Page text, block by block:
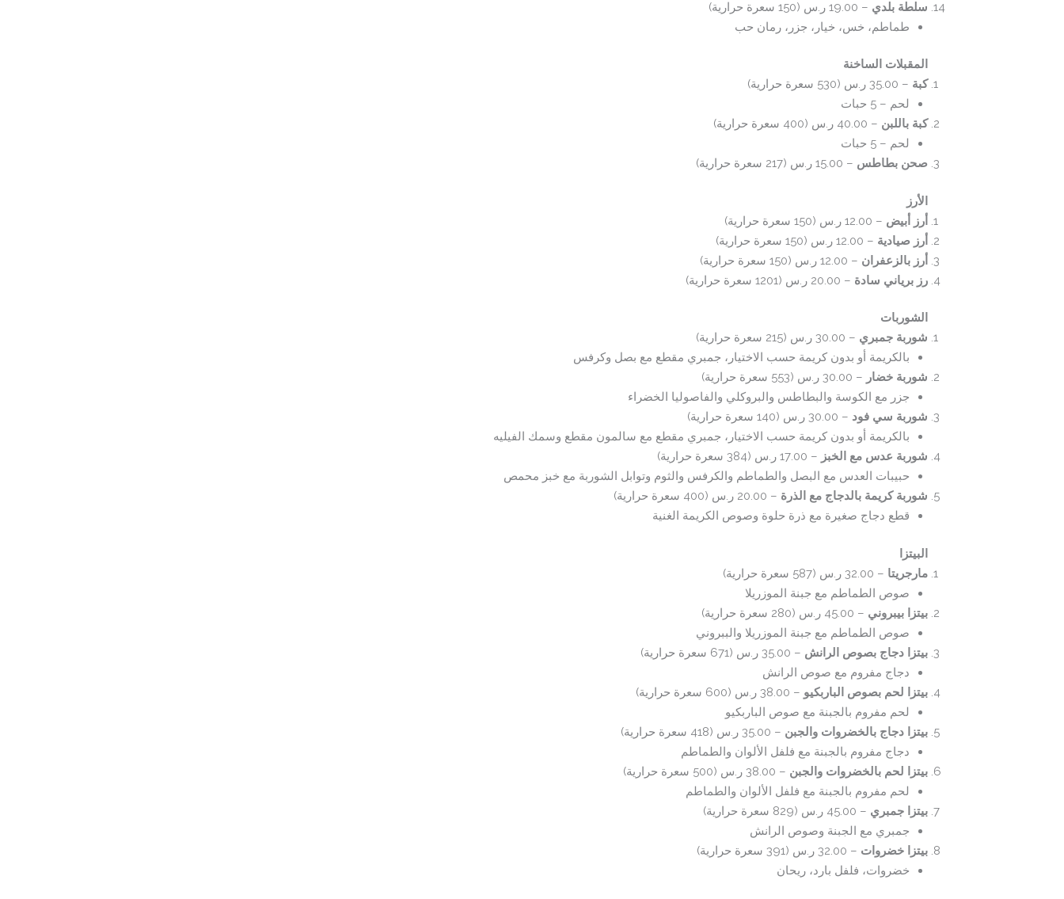
سلطة بلدي – 19.00 ر.س (150 سعرة حرارية)
طماطم، خس، خيار، جزر، رمان حب
المقبلات الساخنة
كبة – 35.00 ر.س (530 سعرة حرارية)
لحم – 5 حبات
كبة باللبن – 40.00 ر.س (400 سعرة حرارية)
لحم – 5 حبات
صحن بطاطس – 15.00 ر.س (217 سعرة حرارية)
الأرز
أرز أبيض – 12.00 ر.س (150 سعرة حرارية)
أرز صيادية – 12.00 ر.س (150 سعرة حرارية)
أرز بالزعفران – 12.00 ر.س (150 سعرة حرارية)
رز برياني سادة – 20.00 ر.س (1201 سعرة حرارية)
الشوربات
شوربة جمبري – 30.00 ر.س (215 سعرة حرارية)
بالكريمة أو بدون كريمة حسب الاختيار، جمبري مقطع مع بصل وكرفس
شوربة خضار – 30.00 ر.س (553 سعرة حرارية)
جزر مع الكوسة والبطاطس والبروكلي والفاصوليا الخضراء
شوربة سي فود – 30.00 ر.س (140 سعرة حرارية)
بالكريمة أو بدون كريمة حسب الاختيار، جمبري مقطع مع سالمون مقطع وسمك الفيليه
شوربة عدس مع الخبز – 17.00 ر.س (384 سعرة حرارية)
حبيبات العدس مع البصل والطماطم والكرفس والثوم وتوابل الشوربة مع خبز محمص
شوربة كريمة بالدجاج مع الذرة – 20.00 ر.س (400 سعرة حرارية)
قطع دجاج صغيرة مع ذرة حلوة وصوص الكريمة الغنية
البيتزا
مارجريتا – 32.00 ر.س (587 سعرة حرارية)
صوص الطماطم مع جبنة الموزريلا
بيتزا بيبروني – 45.00 ر.س (280 سعرة حرارية)
صوص الطماطم مع جبنة الموزريلا والببروني
بيتزا دجاج بصوص الرانش – 35.00 ر.س (671 سعرة حرارية)
دجاج مفروم مع صوص الرانش
بيتزا لحم بصوص الباربكيو – 38.00 ر.س (600 سعرة حرارية)
لحم مفروم بالجبنة مع صوص الباربكيو
بيتزا دجاج بالخضروات والجبن – 35.00 ر.س (418 سعرة حرارية)
دجاج مفروم بالجبنة مع فلفل الألوان والطماطم
بيتزا لحم بالخضروات والجبن – 38.00 ر.س (500 سعرة حرارية)
لحم مفروم بالجبنة مع فلفل الألوان والطماطم
بيتزا جمبري – 45.00 ر.س (829 سعرة حرارية)
جمبري مع الجبنة وصوص الرانش
بيتزا خضروات – 32.00 ر.س (391 سعرة حرارية)
خضروات، فلفل بارد، ريحان